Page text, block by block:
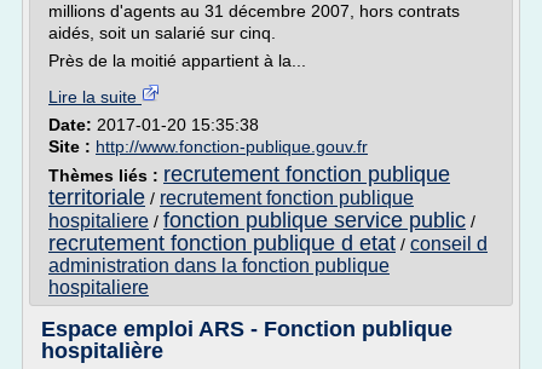
millions d'agents au 31 décembre 2007, hors contrats
aidés, soit un salarié sur cinq.
Près de la moitié appartient à la...
Lire la suite
Date: 2017-01-20 15:35:38
Site : http://www.fonction-publique.gouv.fr
Thèmes liés : recrutement fonction publique
territoriale / recrutement fonction publique
hospitaliere / fonction publique service public /
recrutement fonction publique d etat / conseil d
administration dans la fonction publique
hospitaliere
Espace emploi ARS - Fonction publique
hospitalière